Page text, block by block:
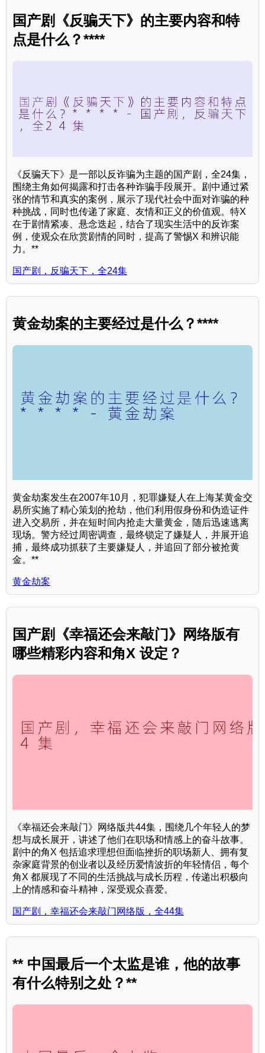
国产剧《反骗天下》的主要内容和特
点是什么？****
《反骗天下》是一部以反诈骗为主题的国产剧，全24集，
围绕主角如何揭露和打击各种诈骗手段展开。剧中通过紧
张的情节和真实的案例，展示了现代社会中面对诈骗的种
种挑战，同时也传递了家庭、友情和正义的价值观。特X
在于剧情紧凑、悬念迭起，结合了现实生活中的反诈案
例，使观众在欣赏剧情的同时，提高了警惕X 和辨识能
力。**
国产剧，反骗天下，全24集
黄金劫案的主要经过是什么？****
黄金劫案发生在2007年10月，犯罪嫌疑人在上海某黄金交
易所实施了精心策划的抢劫，他们利用假身份和伪造证件
进入交易所，并在短时间内抢走大量黄金，随后迅速逃离
现场。警方经过周密调查，最终锁定了嫌疑人，并展开追
捕，最终成功抓获了主要嫌疑人，并追回了部分被抢黄
金。**
黄金劫案
国产剧《幸福还会来敲门》网络版有
哪些精彩内容和角X 设定？
《幸福还会来敲门》网络版共44集，围绕几个年轻人的梦
想与成长展开，讲述了他们在职场和情感上的奋斗故事。
剧中的角X 包括追求理想但面临挫折的职场新人、拥有复
杂家庭背景的创业者以及经历爱情波折的年轻情侣，每个
角X 都展现了不同的生活挑战与成长历程，传递出积极向
上的情感和奋斗精神，深受观众喜爱。
国产剧，幸福还会来敲门网络版，全44集
** 中国最后一个太监是谁，他的故事
有什么特别之处？**